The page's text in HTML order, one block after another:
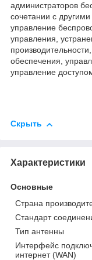
администраторов
сочетании с
управление
управления,
обеспечения,
управление
Скрыть
Характеристики
Основные
Страна
Стандарт
Тип антенны
Интерфейс
интернет (WAN)